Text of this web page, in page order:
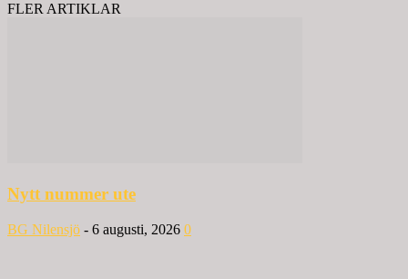
FLER ARTIKLAR
Nytt nummer ute
BG Nilensjö - 6 augusti, 2026 0